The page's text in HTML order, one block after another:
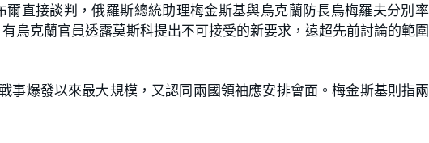
直接談判，俄羅斯總統助理梅金斯基與烏克蘭防長烏梅羅夫分別
烏克蘭官員透露莫斯科提出不可接受的新要求，遠超先前討論的範
事爆發以來最大規模，又認同兩國領袖應安排會面。梅金斯基則指